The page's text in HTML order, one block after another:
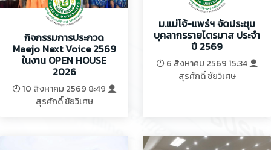
กิจกรรมการประกวด
Maejo Next Voice 2569
ในงาน OPEN HOUSE
2026
10 สิงหาคม 2569 8:49
สุรศักดิ์ ชัยวิเศษ
ม.แม่โจ้-แพร่ฯ จัดประชุม
บุคลากรรายไตรมาส ประจำ
ปี 2569
6 สิงหาคม 2569 15:34
สุรศักดิ์ ชัยวิเศษ